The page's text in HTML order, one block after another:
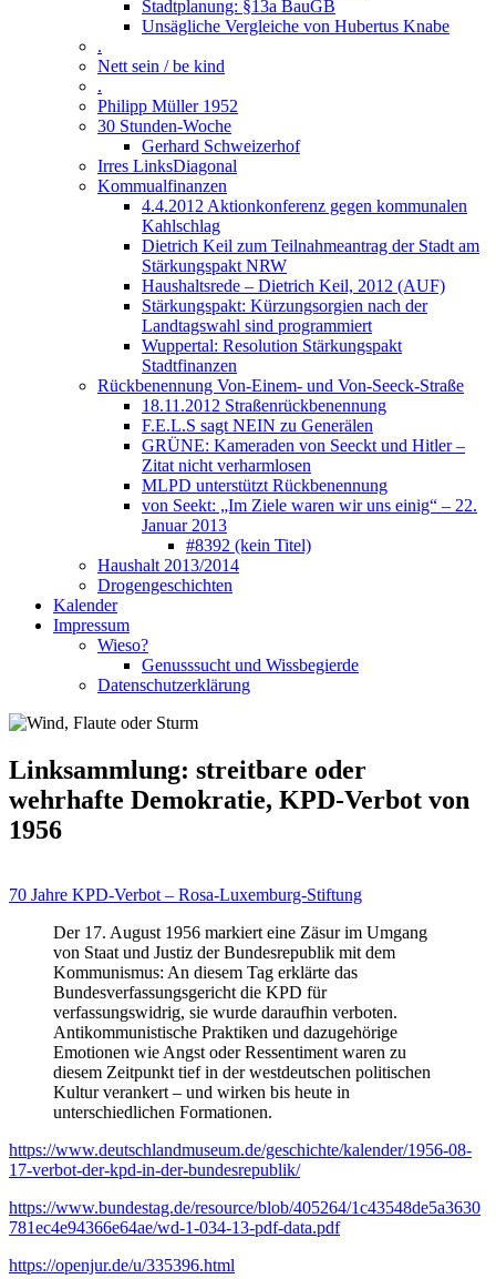
Stadtplanung: §13a BauGB
Unsägliche Vergleiche von Hubertus Knabe
.
Nett sein / be kind
.
Philipp Müller 1952
30 Stunden-Woche
Gerhard Schweizerhof
Irres LinksDiagonal
Kommualfinanzen
4.4.2012 Aktionkonferenz gegen kommunalen
Kahlschlag
Dietrich Keil zum Teilnahmeantrag der Stadt am
Stärkungspakt NRW
Haushaltsrede – Dietrich Keil, 2012 (AUF)
Stärkungspakt: Kürzungsorgien nach der
Landtagswahl sind programmiert
Wuppertal: Resolution Stärkungspakt
Stadtfinanzen
Rückbenennung Von-Einem- und Von-Seeck-Straße
18.11.2012 Straßenrückbenennung
F.E.L.S sagt NEIN zu Generälen
GRÜNE: Kameraden von Seeckt und Hitler –
Zitat nicht verharmlosen
MLPD unterstützt Rückbenennung
von Seekt: „Im Ziele waren wir uns einig“ – 22.
Januar 2013
#8392 (kein Titel)
Haushalt 2013/2014
Drogengeschichten
Kalender
Impressum
Wieso?
Genusssucht und Wissbegierde
Datenschutzerklärung
Linksammlung: streitbare oder
wehrhafte Demokratie, KPD-Verbot von
1956
70 Jahre KPD-Verbot – Rosa-Luxemburg-Stiftung
Der 17. August 1956 markiert eine Zäsur im Umgang
von Staat und Justiz der Bundesrepublik mit dem
Kommunismus: An diesem Tag erklärte das
Bundesverfassungsgericht die KPD für
verfassungswidrig, sie wurde daraufhin verboten.
Antikommunistische Praktiken und dazugehörige
Emotionen wie Angst oder Ressentiment waren zu
diesem Zeitpunkt tief in der westdeutschen politischen
Kultur verankert – und wirken bis heute in
unterschiedlichen Formationen.
https://www.deutschlandmuseum.de/geschichte/kalender/1956-08-
17-verbot-der-kpd-in-der-bundesrepublik/
https://www.bundestag.de/resource/blob/405264/1c43548de5a3630
781ec4e94366e64ae/wd-1-034-13-pdf-data.pdf
https://openjur.de/u/335396.html